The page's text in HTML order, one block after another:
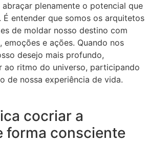
plenamente o potencial que
É entender que somos os arquitetos
de moldar nosso destino com
emoções e ações. Quando nos
desejo mais profundo,
ao ritmo do universo, participando
de nossa experiência de vida.
cocriar a
forma consciente